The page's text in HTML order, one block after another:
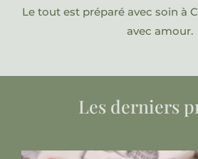
Le tout est préparé avec soin à
avec amour.
Les derniers